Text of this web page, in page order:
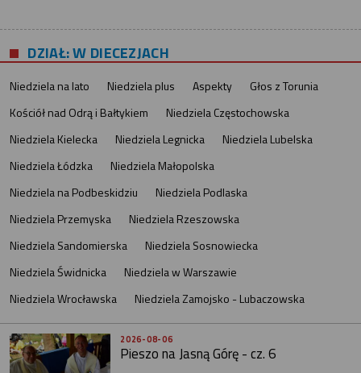
DZIAŁ: W DIECEZJACH
Niedziela na lato Niedziela plus Aspekty
Głos z Torunia
Kościół nad Odrą i Bałtykiem
Niedziela Częstochowska
Niedziela Kielecka
Niedziela Legnicka
Niedziela Lubelska
Niedziela Łódzka
Niedziela Małopolska
Niedziela na Podbeskidziu
Niedziela Podlaska
Niedziela Przemyska
Niedziela Rzeszowska
Niedziela Sandomierska
Niedziela Sosnowiecka
Niedziela Świdnicka
Niedziela w Warszawie
Niedziela Wrocławska
Niedziela Zamojsko - Lubaczowska
2026-08-06
Pieszo na Jasną Górę - cz. 6